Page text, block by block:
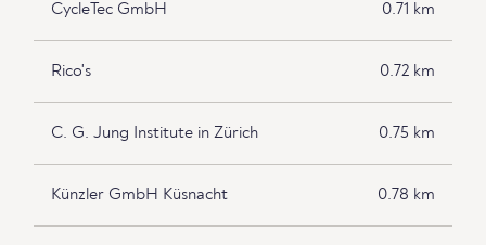
CycleTec GmbH 0.71 km
Rico's 0.72 km
C. G. Jung Institute in Zürich 0.75 km
Künzler GmbH Küsnacht 0.78 km